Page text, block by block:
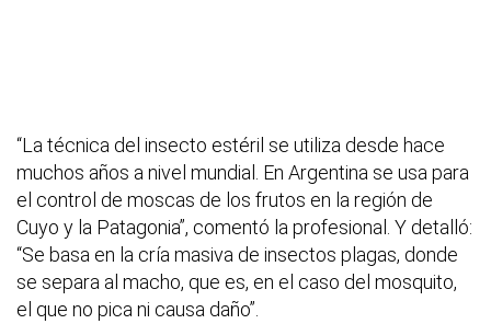
“La técnica del insecto estéril se utiliza desde hace
muchos años a nivel mundial. En Argentina se usa para
el control de moscas de los frutos en la región de
Cuyo y la Patagonia”, comentó la profesional. Y detalló:
“Se basa en la cría masiva de insectos plagas, donde
se separa al macho, que es, en el caso del mosquito,
el que no pica ni causa daño”.